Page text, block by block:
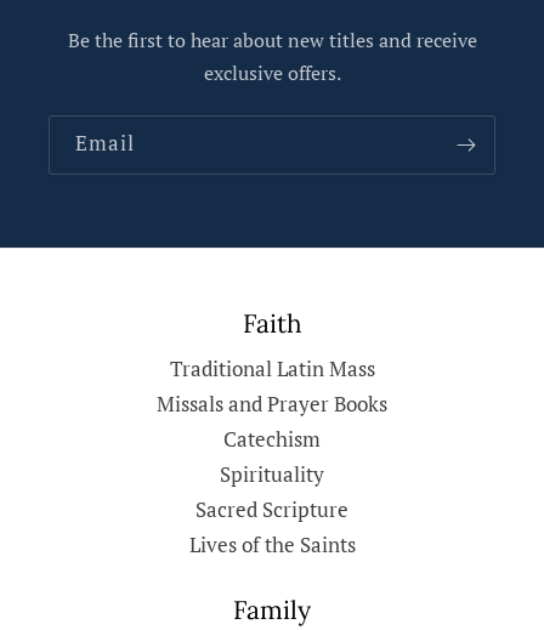
Be the first to hear about new titles and receive
exclusive offers.
Email
Faith
Traditional Latin Mass
Missals and Prayer Books
Catechism
Spirituality
Sacred Scripture
Lives of the Saints
Family